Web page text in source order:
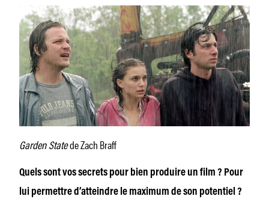
Garden Statede Zach Braff
Quels sont vos secrets pour bien produire un film ? Pour
lui permettre d’atteindre le maximum de son potentiel ?